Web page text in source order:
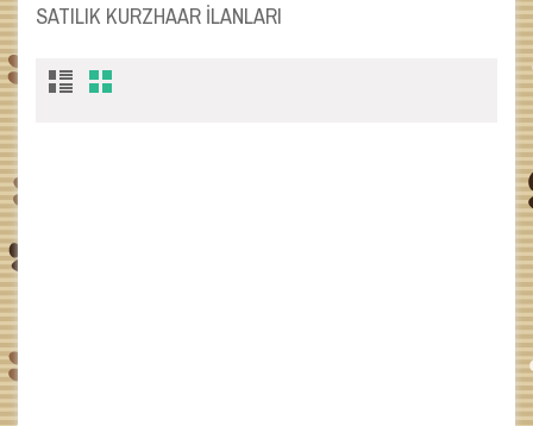
SATILIK KURZHAAR İLANLARI